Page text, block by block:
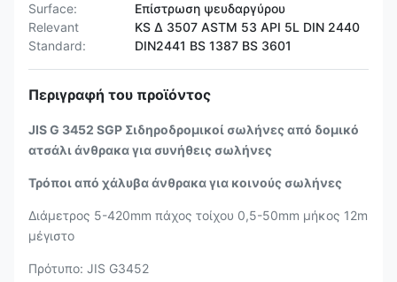
Surface:
Επίστρωση ψευδαργύρου
Relevant
Standard:
KS Δ 3507 ASTM 53 API 5L DIN 2440
DIN2441 BS 1387 BS 3601
Περιγραφή του προϊόντος
JIS G 3452 SGP Σιδηροδρομικοί σωλήνες από δομικό
ατσάλι άνθρακα για συνήθεις σωλήνες
Τρόποι από χάλυβα άνθρακα για κοινούς σωλήνες
Διάμετρος 5-420mm πάχος τοίχου 0,5-50mm μήκος 12m
μέγιστο
Πρότυπο: JIS G3452